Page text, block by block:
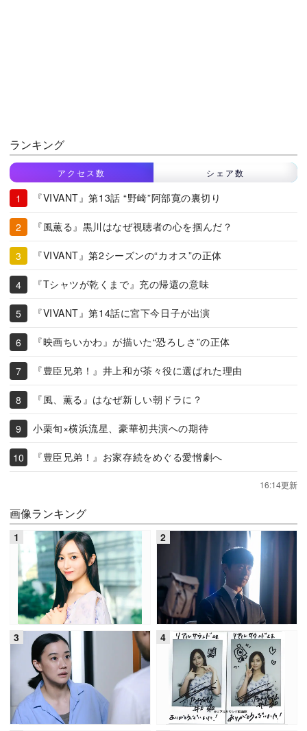
ランキング
アクセス数 シェア数
『VIVANT』第13話 “野崎”阿部寛の裏切り
『風薫る』黒川はなぜ視聴者の心を掴んだ？
『VIVANT』第2シーズンの“カオス”の正体
『Tシャツが乾くまで』充の帰還の意味
『VIVANT』第14話に宮下今日子が出演
『映画ちいかわ』が描いた“恐ろしさ”の正体
『豊臣兄弟！』井上和が茶々役に選ばれた理由
『風、薫る』はなぜ新しい朝ドラに？
小栗旬×横浜流星、豪華初共演への期待
『豊臣兄弟！』お家存続をめぐる愛憎劇へ
16:14更新
画像ランキング